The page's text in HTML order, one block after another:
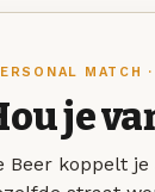
MATCH
je
Beer koppelt